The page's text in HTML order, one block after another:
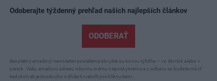
Odoberajte týždenný prehľad našich najlepších článkov
ODOBERAŤ
Bezplatný emailový newsletter posielame obvykle ku koncu týždňa – vo štvrtok alebo v
piatok. Vašu emailovú adresu nikomu inému neposkytneme a z odberu sa budete môcť
kedykoľvek jednoducho odhlásiť niekoľkými kliknutiami.